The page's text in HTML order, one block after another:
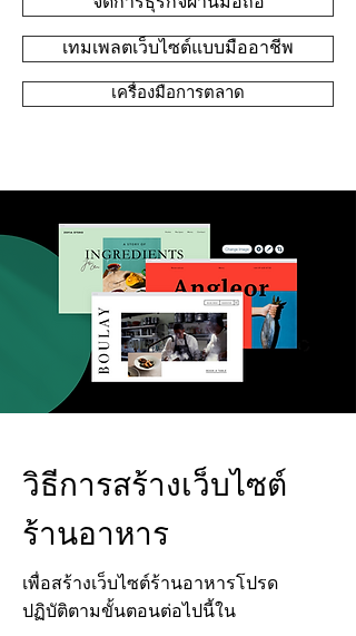
เครื่องมือการตลาด
เทมเพลตเว็บไซต์แบบมืออาชีพ
วิธีการสร้างเว็บไซต์
ร้านอาหาร
เพื่อสร้างเว็บไซต์ร้านอาหารโปรด
ปฏิบัติตามขั้นตอนต่อไปนี้ใน